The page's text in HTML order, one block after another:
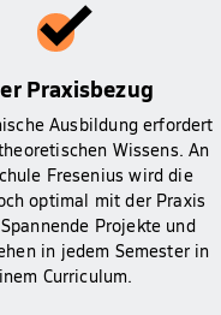
Praxisbezug
Ausbildung erfordert
Wissens. An
Fresenius wird die
optimal mit der Praxis
Projekte und
in jedem Semester in
Curriculum.